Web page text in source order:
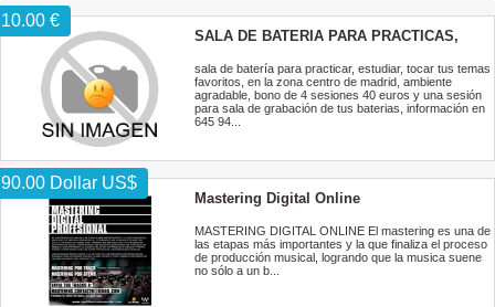
10.00 €
SALA DE BATERIA PARA PRACTICAS,
sala de batería para practicar, estudiar, tocar tus temas
favoritos, en la zona centro de madrid, ambiente
agradable, bono de 4 sesiones 40 euros y una sesión
para sala de grabación de tus baterias, información en
645 94...
90.00 Dollar US$
Mastering Digital Online
MASTERING DIGITAL ONLINE El mastering es una de
las etapas más importantes y la que finaliza el proceso
de producción musical, logrando que la musica suene
no sólo a un b...